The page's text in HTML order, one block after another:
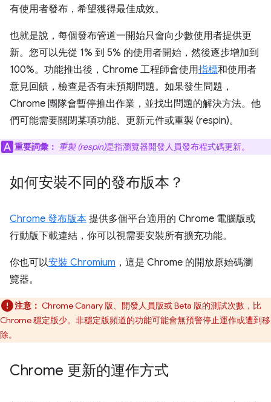
有使用者發布，希望獲得最佳成效。
也就是說，每個發布管道一開始只會向少數使用者提供更
新。您可以先從 1% 到 5% 的使用者開始，然後逐步增加到
100%。功能推出後，Chrome 工程師會使用指標和使用者
意見回饋，檢查是否有未預期問題。如果發生問題，
Chrome 團隊會暫停推出作業，並找出問題的解決方法。他
們可能需要關閉某項功能、更新元件或重製 (respin)。
重要詞彙： 重製 (respin)是指瀏覽器開發人員發布程式碼更新。
如何安裝不同的發布版本？
Chrome 發布版本 提供多個平台適用的 Chrome 電腦版或
行動版下載連結，你可以視需要安裝所有擴充功能。
你也可以安裝 Chromium ，這是 Chrome 的開放原始碼瀏
覽器。
注意： Chrome Canary 版、開發人員版或 Beta 版的測試次數，比
Chrome 穩定版少。非穩定版頻道的功能可能會無預警停止運作或遭到移
除。
Chrome 更新的運作方式